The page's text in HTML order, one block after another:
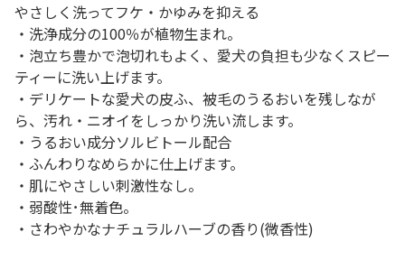
やさしく洗ってフケ・かゆみを抑える
・洗浄成分の100％が植物生まれ。
・泡立ち豊かで泡切れもよく、愛犬の負担も少なくスピー
ティーに洗い上げます。
・デリケートな愛犬の皮ふ、被毛のうるおいを残しなが
ら、汚れ・ニオイをしっかり洗い流します。
・うるおい成分ソルビトール配合
・ふんわりなめらかに仕上げます。
・肌にやさしい刺激性なし。
・弱酸性･無着色。
・さわやかなナチュラルハーブの香り(微香性)